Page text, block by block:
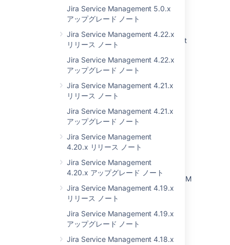
Jira Service Management 5.0.x
アップグレード ノート
Jira Service Management 4.22.x
リリース ノート
Jira Service Management 4.22.x
アップグレード ノート
Jira Service Management 4.21.x
リリース ノート
Jira Service Management 4.21.x
アップグレード ノート
Jira Service Management
4.20.x リリース ノート
Jira Service Management
4.20.x アップグレード ノート
Jira Service Management 4.19.x
リリース ノート
Jira Service Management 4.19.x
アップグレード ノート
Jira Service Management 4.18.x
What is Jira Service Management?
Get the most out of Jira Service Management
Get started quickly with Jira Service
Management
Jira Service Management operations
Management
Advanced asset management in Jira Service
Management
What are services?
Use Jira Service Management to support ITSM
practices
capabilities as an agent
What is Jira Service Management?